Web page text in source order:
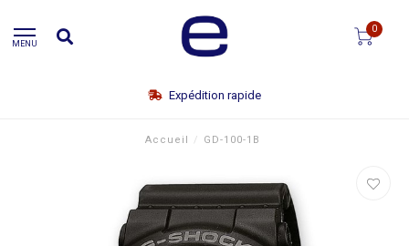
MENU
0
Expédition rapide
Accueil / GD-100-1B